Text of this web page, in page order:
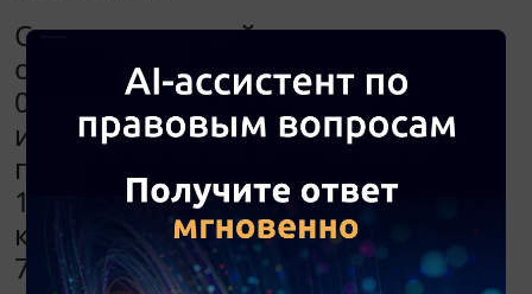
С корпоративной карты,
оформленной на сотрудника
08.06.2020, были оплачены
иностранной компании услуги по
программе Zoom на год в размере
149,90 USD. Деньги были списаны с
карты в рублях по курсу банка
72,08. Сотрудник оплатил доступ